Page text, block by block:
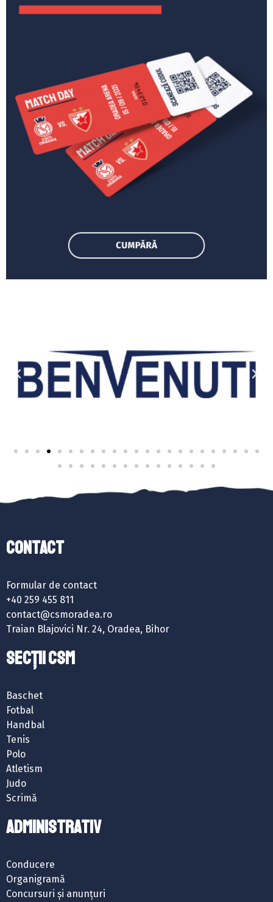
Contact
Formular de contact
+40 259 455 811
contact@csmoradea.ro
Traian Blajovici Nr. 24, Oradea, Bihor
SECȚII CSM
Baschet
Fotbal
Handbal
Tenis
Polo
Atletism
Judo
Scrimă
ADMINISTRATIV
Conducere
Organigramă
Concursuri și anunțuri